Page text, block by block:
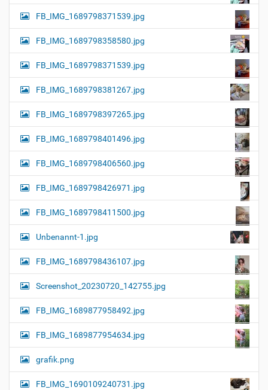
FB_IMG_1689798371539.jpg
FB_IMG_1689798358580.jpg
FB_IMG_1689798371539.jpg
FB_IMG_1689798381267.jpg
FB_IMG_1689798397265.jpg
FB_IMG_1689798401496.jpg
FB_IMG_1689798406560.jpg
FB_IMG_1689798426971.jpg
FB_IMG_1689798411500.jpg
Unbenannt-1.jpg
FB_IMG_1689798436107.jpg
Screenshot_20230720_142755.jpg
FB_IMG_1689877958492.jpg
FB_IMG_1689877954634.jpg
grafik.png
FB_IMG_1690109240731.jpg